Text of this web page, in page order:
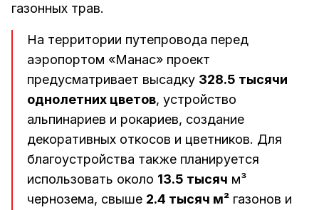
газонных трав.
На территории путепровода перед
аэропортом «Манас» проект
предусматривает высадку 328.5 тысячи
однолетних цветов, устройство
альпинариев и рокариев, создание
декоративных откосов и цветников. Для
благоустройства также планируется
использовать около 13.5 тысяч м³
чернозема, свыше 2.4 тысяч м² газонов и